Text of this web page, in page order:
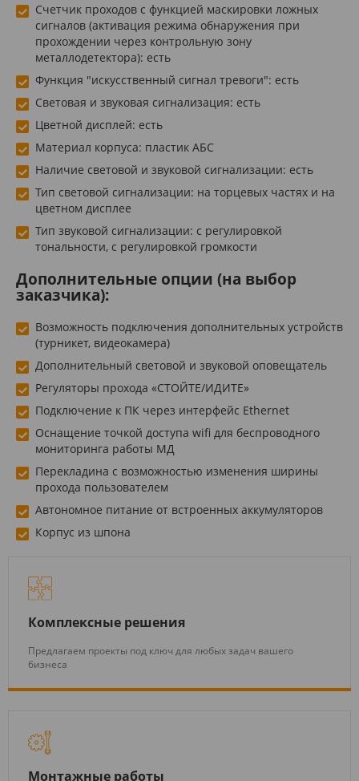
Счетчик проходов с функцией маскировки ложных
сигналов (активация режима обнаружения при
прохождении через контрольную зону
металлодетектора): есть
Функция "искусственный сигнал тревоги": есть
Световая и звуковая сигнализация: есть
Цветной дисплей: есть
Материал корпуса: пластик АБС
Наличие световой и звуковой сигнализации: есть
Тип световой сигнализации: на торцевых частях и на
цветном дисплее
Тип звуковой сигнализации: с регулировкой
тональности, с регулировкой громкости
Дополнительные опции (на выбор
заказчика):
Возможность подключения дополнительных устройств
(турникет, видеокамера)
Дополнительный световой и звуковой оповещатель
Регуляторы прохода «СТОЙТЕ/ИДИТЕ»
Подключение к ПК через интерфейс Ethernet
Оснащение точкой доступа wifi для беспроводного
мониторинга работы МД
Перекладина с возможностью изменения ширины
прохода пользователем
Автономное питание от встроенных аккумуляторов
Корпус из шпона
Комплексные решения
Предлагаем проекты под ключ для любых задач вашего
бизнеса
Монтажные работы